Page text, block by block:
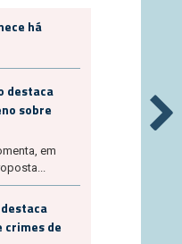
há
destaca
sobre
em
crimes de